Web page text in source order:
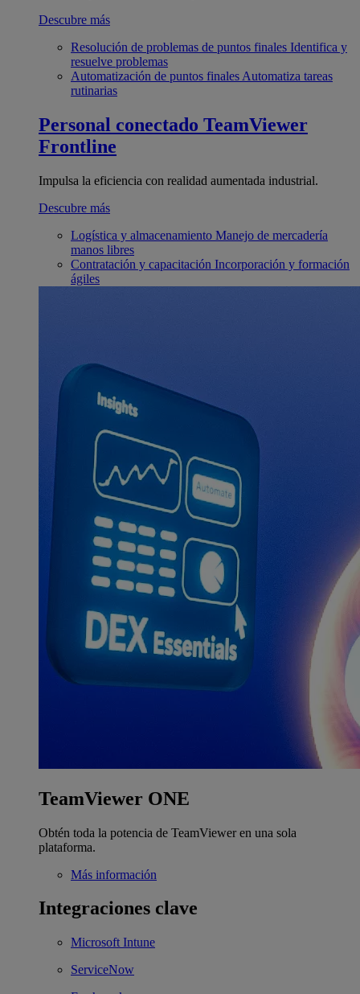
Descubre más
Resolución de problemas de puntos finales Identifica y
resuelve problemas
Automatización de puntos finales Automatiza tareas
rutinarias
Personal conectado TeamViewer
Frontline
Impulsa la eficiencia con realidad aumentada industrial.
Descubre más
Logística y almacenamiento Manejo de mercadería
manos libres
Contratación y capacitación Incorporación y formación
ágiles
TeamViewer ONE
Obtén toda la potencia de TeamViewer en una sola
plataforma.
Más información
Integraciones clave
Microsoft Intune
ServiceNow